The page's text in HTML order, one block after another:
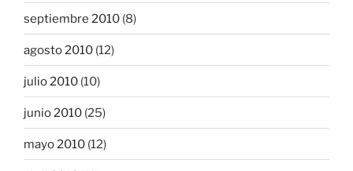
septiembre 2010 (8)
agosto 2010 (12)
julio 2010 (10)
junio 2010 (25)
mayo 2010 (12)